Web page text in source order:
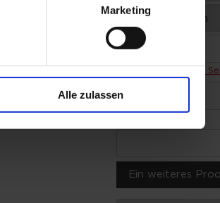
Marketing
Alle zulassen
Wo finde ich meine